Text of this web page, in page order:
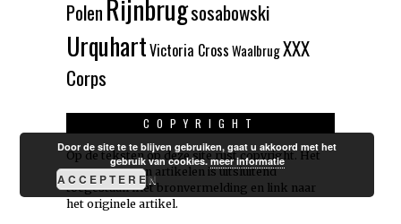
PolenRijnbrugsosabowski
UrquhartVictoria CrossWaalbrugXXX
Corps
COPYRIGHT
Op de teksten op deze site rust copyright. Het
overnemen van artikelen is uitsluitend
toegestaan met bronvermelding en link naar
het originele artikel.
Door de site te te blijven gebruiken, gaat u akkoord met het
gebruik van cookies.meer informatie
ACCEPTEREN